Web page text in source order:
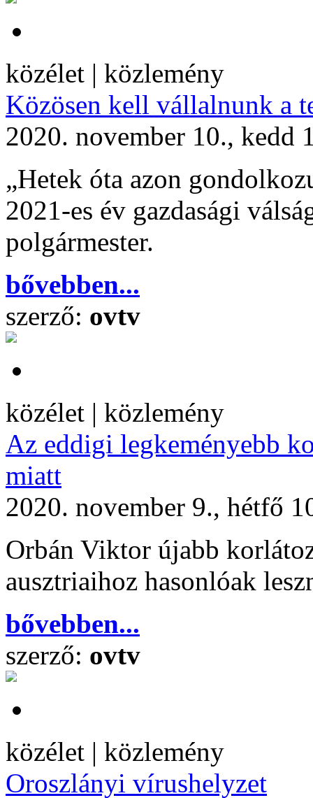
közélet | közlemény
Közösen kell vállalnunk a
2020. november 10., kedd
„Hetek óta azon
2021-es év gazdasági
polgármester.
bővebben...
szerző: ovtv
közélet | közlemény
Az eddigi legkeményebb
miatt
2020. november 9., hétfő
Orbán Viktor újabb
ausztriaihoz hasonlóak
bővebben...
szerző: ovtv
közélet | közlemény
Oroszlányi vírushelyzet